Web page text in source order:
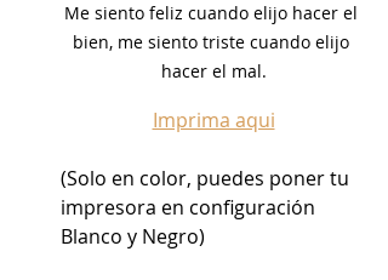
Me siento feliz cuando elijo hacer el
bien, me siento triste cuando elijo
hacer el mal.
Imprima aqui
(Solo en color, puedes poner tu
impresora en configuración
Blanco y Negro)